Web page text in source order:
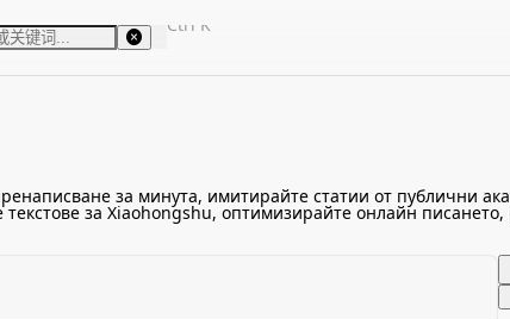
Ctrl K
за минута, имитирайте статии от публични
за Xiaohongshu, оптимизирайте онлайн писането,